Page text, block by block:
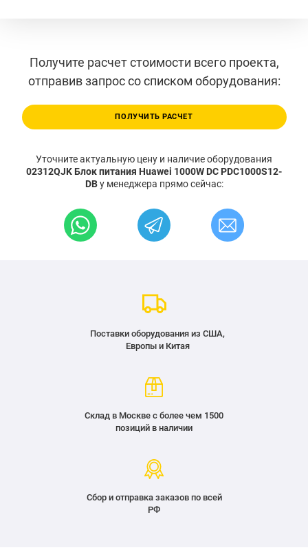
Получите расчет стоимости всего проекта,
отправив запрос со списком оборудования:
ПОЛУЧИТЬ РАСЧЕТ
Уточните актуальную цену и наличие оборудования
02312QJK Блок питания Huawei 1000W DC PDC1000S12-
DBу менеджера прямо сейчас:
Поставки оборудования из США,
Европы и Китая
Склад в Москве с более чем 1500
позиций в наличии
Сбор и отправка заказов по всей
РФ